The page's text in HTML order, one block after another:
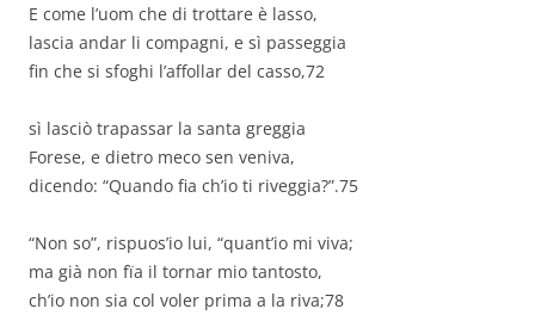
E come l’uom che di trottare è lasso,
lascia andar li compagni, e sì passeggia
fin che si sfoghi l’affollar del casso,72
sì lasciò trapassar la santa greggia
Forese, e dietro meco sen veniva,
dicendo: “Quando fia ch’io ti riveggia?”.75
“Non so”, rispuos’io lui, “quant’io mi viva;
ma già non fïa il tornar mio tantosto,
ch’io non sia col voler prima a la riva;78